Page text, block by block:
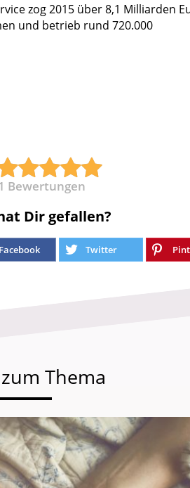
zog 2015 über 8,1 Milliarden
und betrieb rund 720.000
Bewertungen
Dir gefallen?
Facebook Twitter
Thema
I❶I Schnell Geld
Produkttester werden